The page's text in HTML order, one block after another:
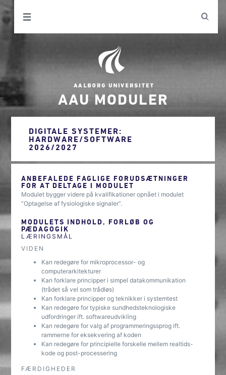
AAU MODULER
DIGITALE SYSTEMER:
HARDWARE/SOFTWARE
2026/2027
ANBEFALEDE FAGLIGE FORUDSÆTNINGER
FOR AT DELTAGE I MODULET
Modulet bygger videre på kvalifikationer opnået i modulet
”Optagelse af fysiologiske signaler”.
MODULETS INDHOLD, FORLØB OG
PÆDAGOGIK
LÆRINGSMÅL
VIDEN
Kan redegøre for mikroprocessor- og
computerarkitekturer
Kan forklare principper i simpel datakommunikation
(trådet så vel som trådløs)
Kan forklare principper og teknikker i systemtest
Kan redegøre for typiske sundhedsteknologiske
udfordringer ift. softwareudvikling
Kan redegøre for valg af programmeringssprog ift.
rammerne for eksekvering af koden
Kan redegøre for principielle forskelle mellem realtids-
kode og post-processering
FÆRDIGHEDER